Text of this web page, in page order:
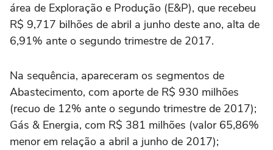
área de Exploração e Produção (E&P), que recebeu
R$ 9,717 bilhões de abril a junho deste ano, alta de
6,91% ante o segundo trimestre de 2017.
Na sequência, apareceram os segmentos de
Abastecimento, com aporte de R$ 930 milhões
(recuo de 12% ante o segundo trimestre de 2017);
Gás & Energia, com R$ 381 milhões (valor 65,86%
menor em relação a abril a junho de 2017);